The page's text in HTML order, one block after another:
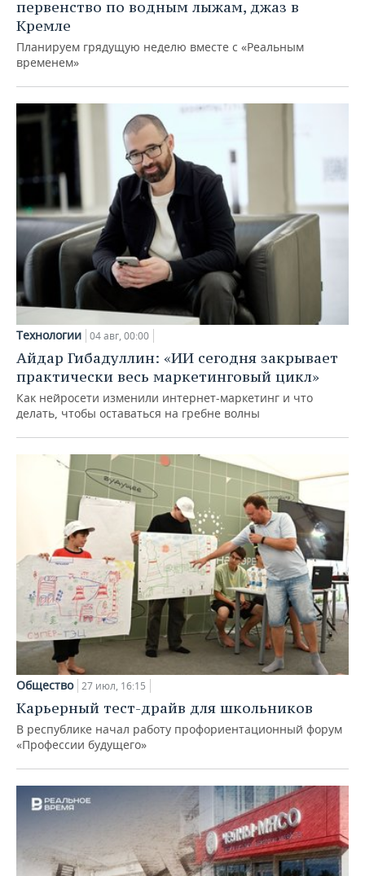
первенство по водным лыжам, джаз в
Кремле
Планируем грядущую неделю вместе с «Реальным
временем»
Технологии 04 авг, 00:00
Айдар Гибадуллин: «ИИ сегодня закрывает
практически весь маркетинговый цикл»
Как нейросети изменили интернет-маркетинг и что
делать, чтобы оставаться на гребне волны
Общество 27 июл, 16:15
Карьерный тест-драйв для школьников
В республике начал работу профориентационный форум
«Профессии будущего»